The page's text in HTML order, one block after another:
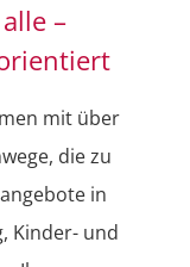
–
mit über
die zu
in
Kinder- und